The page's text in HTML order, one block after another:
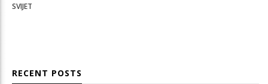
SVIJET
RECENT POSTS